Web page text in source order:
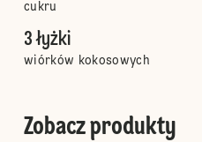
cukru
3 łyżki
wiórków kokosowych
Zobacz produkty